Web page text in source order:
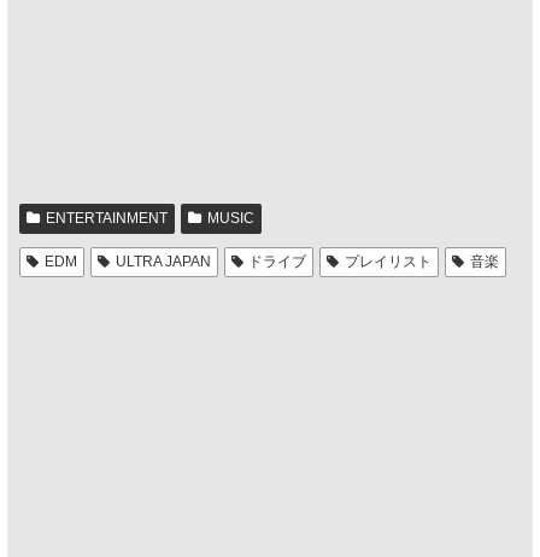
ENTERTAINMENT MUSIC
EDM ULTRA JAPAN ドライブ プレイリスト 音楽